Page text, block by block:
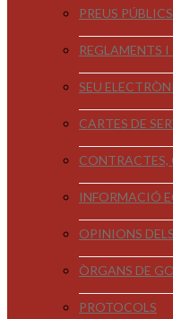
PREUS PÚBLICS
REGLAMENTS
SEU
CARTES DE
CONTRACTES,
INFORMACIÓ
OPINIONS
ÒRGANS DE
PROTOCOLS